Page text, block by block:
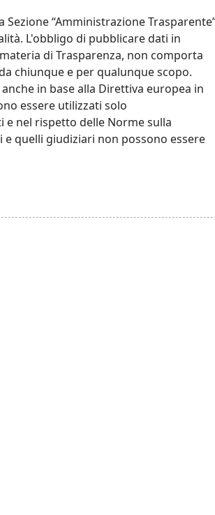
“Amministrazione
L'obbligo di pubblicare dati in
di Trasparenza, non comporta
chiunque e per qualunque scopo.
in base alla Direttiva europea in
essere utilizzati solo
nel rispetto delle Norme sulla
quelli giudiziari non possono essere